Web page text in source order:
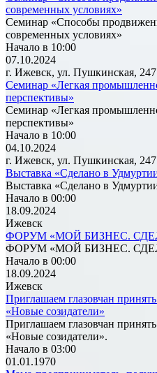
современных условиях»
Семинар «Способы
современных условиях»
Начало в 10:00
07.10.2024
г. Ижевск, ул. Пушкинская,
Семинар «Легкая
перспективы»
Семинар «Легкая
перспективы»
Начало в 10:00
04.10.2024
г. Ижевск, ул. Пушкинская,
Выставка «Сделано в
Выставка «Сделано в
Начало в 00:00
18.09.2024
Ижевск
ФОРУМ «МОЙ БИЗНЕС.
ФОРУМ «МОЙ БИЗНЕС.
Начало в 00:00
18.09.2024
Ижевск
Приглашаем глазовчан
«Новые созидатели»
Приглашаем глазовчан
«Новые созидатели».
Начало в 03:00
01.01.1970